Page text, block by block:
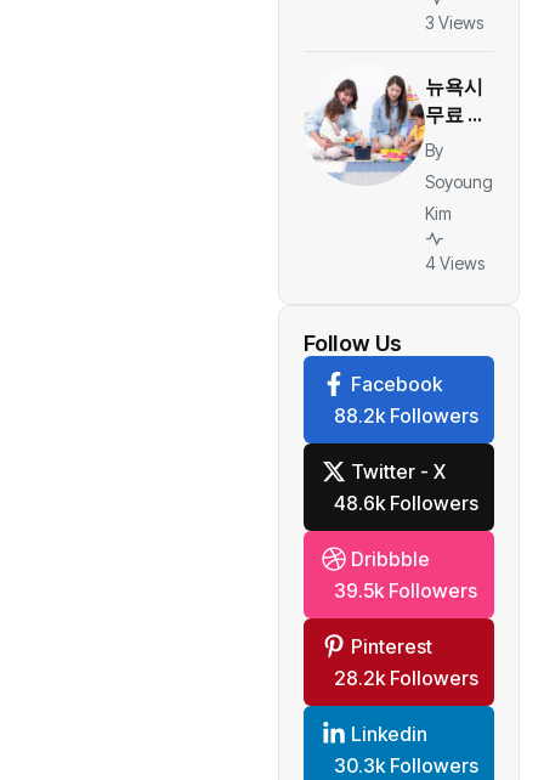
마크 워
후보 확
정
3 Views
뉴욕시
무료 2-
K 확대
첫발…2
천 명 아
동에 입
학 기
By
Soyoung
Kim
4 Views
Follow Us
Facebook
88.2k Followers
Twitter - X
48.6k Followers
Dribbble
39.5k Followers
Pinterest
28.2k Followers
Linkedin
30.3k Followers